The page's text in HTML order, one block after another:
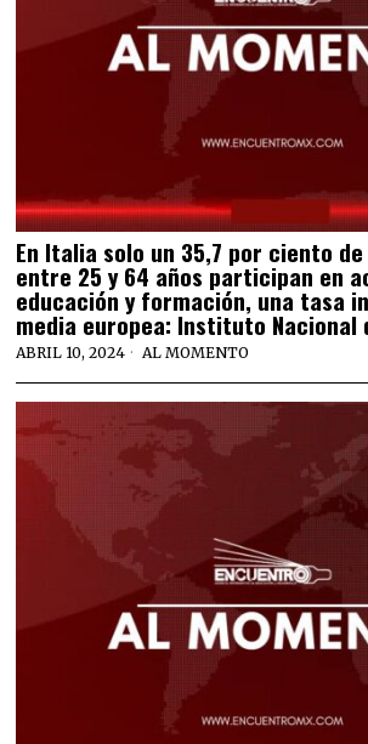
En Italia solo un 35,7 por ciento
entre 25 y 64 años participan en
educación y formación, una tasa
media europea: Instituto Nacional
ABRIL 10, 2024 AL MOMENTO